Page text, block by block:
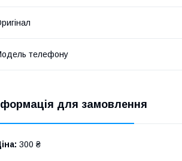
телефону
для замовлення
300 ₴